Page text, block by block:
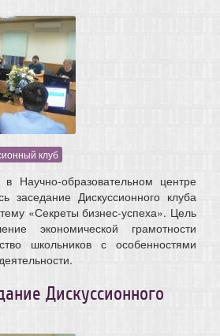
клуб
Научно-образовательном центре
заседание Дискуссионного клуба
«Секреты бизнес-успеха». Цель
экономической грамотности
школьников с особенностями
Дискуссионного